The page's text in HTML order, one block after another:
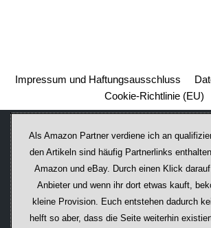
Impressum und Haftungsausschluss
Cookie-Richtlinie (EU)
Als Amazon Partner verdiene ich an
den Artikeln sind häufig Partnerlinks
Amazon und eBay. Durch einen Klick
Anbieter und wenn ihr dort etwas kauft,
kleine Provision. Euch entstehen dadurch
helft so aber, dass die Seite weiterhin